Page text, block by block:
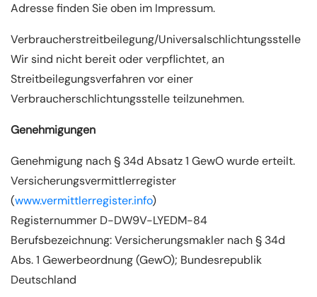
Adresse finden Sie oben im Impressum.
Verbraucher­streit­beilegung/Universal­schlichtungs­stelle
Wir sind nicht bereit oder verpflichtet, an
Streitbeilegungsverfahren vor einer
Verbraucherschlichtungsstelle teilzunehmen.
Genehmigungen
Genehmigung nach § 34d Absatz 1 GewO wurde erteilt.
Versicherungsvermittlerregister
(www.vermittlerregister.info)
Registernummer D-DW9V-LYEDM-84
Berufsbezeichnung: Versicherungsmakler nach § 34d
Abs. 1 Gewerbeordnung (GewO); Bundesrepublik
Deutschland